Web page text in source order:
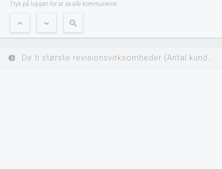
Tryk på luppen for at se alle kommunerne.
expand_less expand_more zoom_out
pie_chart De ti største revisionsvirksomheder (Antal kunder)